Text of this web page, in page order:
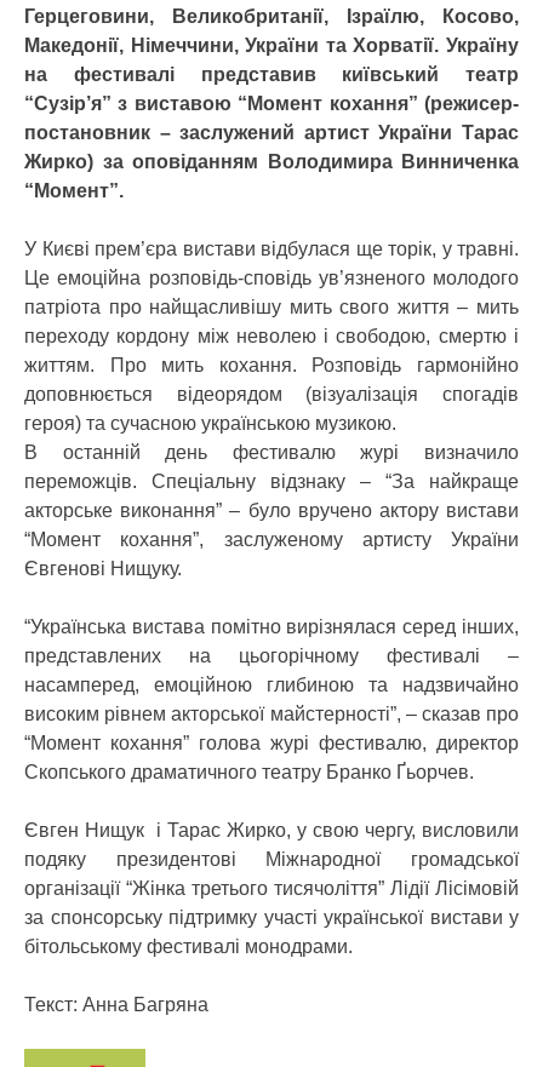
Герцеговини, Великобританії, Ізраїлю, Косово,
Македонії, Німеччини, України та Хорватії. Україну
на фестивалі представив київський театр
“Сузір’я” з виставою “Момент кохання” (режисер-
постановник – заслужений артист України Тарас
Жирко) за оповіданням Володимира Винниченка
“Момент”.
У Києві прем’єра вистави відбулася ще торік, у травні.
Це емоційна розповідь-сповідь ув’язненого молодого
патріота про найщасливішу мить свого життя – мить
переходу кордону між неволею і свободою, смертю і
життям. Про мить кохання. Розповідь гармонійно
доповнюється відеорядом (візуалізація спогадів
героя) та сучасною українською музикою.
В останній день фестивалю журі визначило
переможців. Спеціальну відзнаку – “За найкраще
акторське виконання” – було вручено актору вистави
“Момент кохання”, заслуженому артисту України
Євгенові Нищуку.
“Українська вистава помітно вирізнялася серед інших,
представлених на цьогорічному фестивалі –
насамперед, емоційною глибиною та надзвичайно
високим рівнем акторської майстерності”, – сказав про
“Момент кохання” голова журі фестивалю, директор
Скопського драматичного театру Бранко Ґьорчев.
Євген Нищук і Тарас Жирко, у свою чергу, висловили
подяку президентові Міжнародної громадської
організації “Жінка третього тисячоліття” Лідії Лісімовій
за спонсорську підтримку участі української вистави у
бітольському фестивалі монодрами.
Текст: Анна Багряна